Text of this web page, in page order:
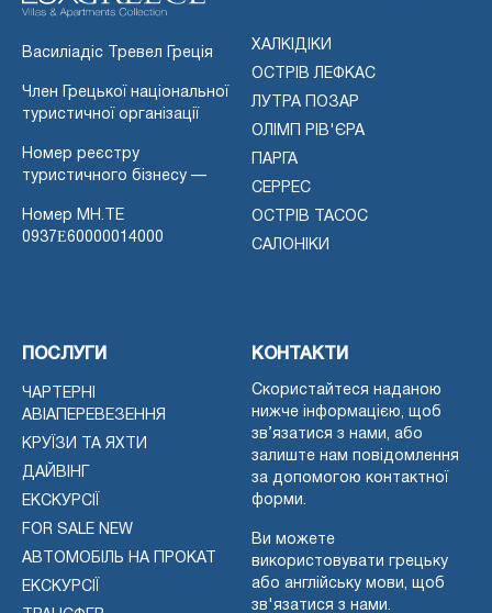
Василіадіс Тревел Греція
Член Грецької національної
туристичної організації
Номер реєстру
туристичного бізнесу —
Номер MH.TE
0937Ε60000014000
ХАЛКІДІКИ
ОСТРІВ ЛЕФКАС
ЛУТРА ПОЗАР
ОЛІМП РІВ'ЄРА
ПАРГА
СЕРРЕС
ОСТРІВ ТАСОС
САЛОНІКИ
ПОСЛУГИ
ЧАРТЕРНІ
АВІАПЕРЕВЕЗЕННЯ
КРУЇЗИ ТА ЯХТИ
ДАЙВІНГ
ЕКСКУРСІЇ
FOR SALE NEW
АВТОМОБІЛЬ НА ПРОКАТ
ЕКСКУРСІЇ
КОНТАКТИ
Скористайтеся наданою
нижче інформацією, щоб
зв’язатися з нами, або
залиште нам повідомлення
за допомогою контактної
форми.
Ви можете
використовувати грецьку
або англійську мови, щоб
зв'язатися з нами.